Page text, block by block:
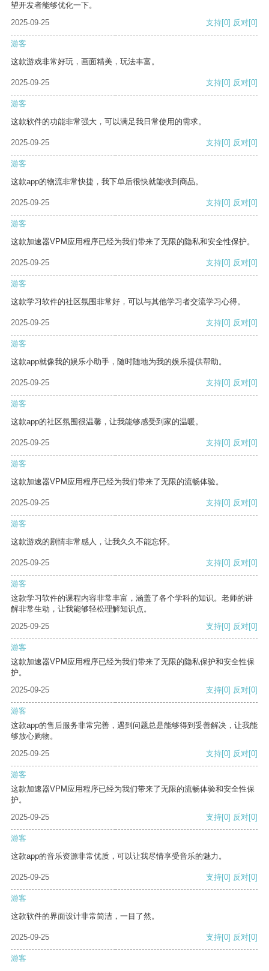
望开发者能够优化一下。
2025-09-25
支持[0] 反对[0]
游客
这款游戏非常好玩，画面精美，玩法丰富。
2025-09-25 支持[0] 反对[0]
游客
这款软件的功能非常强大，可以满足我日常使用的需求。
2025-09-25 支持[0] 反对[0]
游客
这款app的物流非常快捷，我下单后很快就能收到商品。
2025-09-25 支持[0] 反对[0]
游客
这款加速器VPM应用程序已经为我们带来了无限的隐私和安全性保护。
2025-09-25 支持[0] 反对[0]
游客
这款学习软件的社区氛围非常好，可以与其他学习者交流学习心得。
2025-09-25 支持[0] 反对[0]
游客
这款app就像我的娱乐小助手，随时随地为我的娱乐提供帮助。
2025-09-25 支持[0] 反对[0]
游客
这款app的社区氛围很温馨，让我能够感受到家的温暖。
2025-09-25 支持[0] 反对[0]
游客
这款加速器VPM应用程序已经为我们带来了无限的流畅体验。
2025-09-25 支持[0] 反对[0]
游客
这款游戏的剧情非常感人，让我久久不能忘怀。
2025-09-25 支持[0] 反对[0]
游客
这款学习软件的课程内容非常丰富，涵盖了各个学科的知识。老师的讲
解非常生动，让我能够轻松理解知识点。
2025-09-25
支持[0] 反对[0]
游客
这款加速器VPM应用程序已经为我们带来了无限的隐私保护和安全性保
护。
2025-09-25
支持[0] 反对[0]
游客
这款app的售后服务非常完善，遇到问题总是能够得到妥善解决，让我能
够放心购物。
2025-09-25
支持[0] 反对[0]
游客
这款加速器VPM应用程序已经为我们带来了无限的流畅体验和安全性保
护。
2025-09-25
支持[0] 反对[0]
游客
这款app的音乐资源非常优质，可以让我尽情享受音乐的魅力。
2025-09-25 支持[0] 反对[0]
游客
这款软件的界面设计非常简洁，一目了然。
2025-09-25 支持[0] 反对[0]
游客